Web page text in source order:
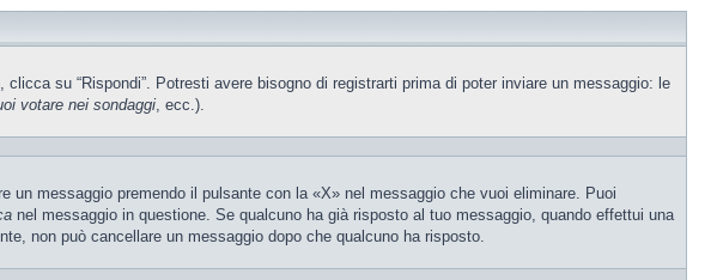
su “Rispondi”. Potresti avere bisogno di registrarti prima di poter inviare un messaggio: le
votare nei sondaggi, ecc.).
messaggio premendo il pulsante con la «X» nel messaggio che vuoi eliminare. Puoi
nel messaggio in questione. Se qualcuno ha già risposto al tuo messaggio, quando effettui una
non può cancellare un messaggio dopo che qualcuno ha risposto.